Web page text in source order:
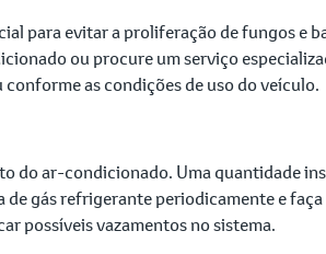
para evitar a proliferação de fungos e
ou procure um serviço
conforme as condições de uso do veículo.
do ar-condicionado. Uma quantidade
gás refrigerante periodicamente e
possíveis vazamentos no sistema.